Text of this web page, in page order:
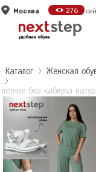
Kаталог
Женская
без каблука
Москва 276
женские летние
кожа FB251-
37
1
Босоножки женские
натуральная кожа